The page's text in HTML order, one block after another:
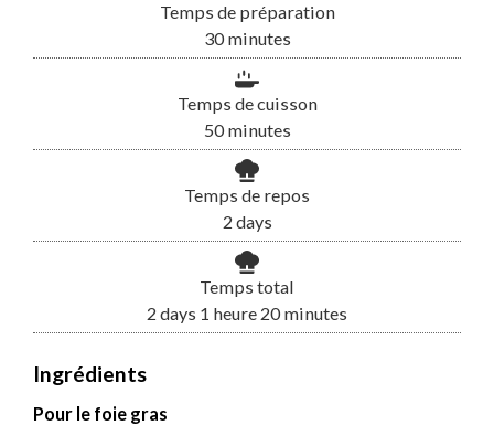
Temps de préparation
30minutes
minutes
Temps de cuisson
50minutes
minutes
Temps de repos
2days
days
Temps total
2 days
days 1 heure
heure 20minutes
minutes
Ingrédients
Pour le foie gras